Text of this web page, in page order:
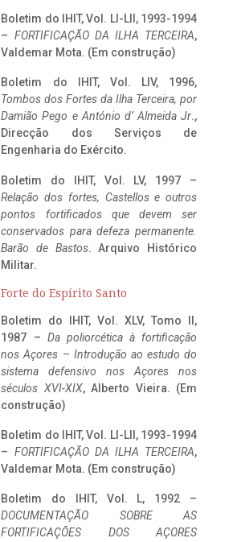
Boletim do IHIT, Vol. LI-LII, 1993-1994
– FORTIFICAÇÃO DA ILHA TERCEIRA,
Valdemar Mota. (Em construção)
Boletim do IHIT, Vol. LIV, 1996,
Tombos dos Fortes da Ilha Terceira, por
Damião Pego e António d’ Almeida Jr.,
Direcção dos Serviços de
Engenharia do Exército.
Boletim do IHIT, Vol. LV, 1997 –
Relação dos fortes, Castellos e outros
pontos fortificados que devem ser
conservados para defeza permanente.
Barão de Bastos. Arquivo Histórico
Militar.
Forte do Espírito Santo
Boletim do IHIT, Vol. XLV, Tomo II,
1987 – Da poliorcética à fortificação
nos Açores – Introdução ao estudo do
sistema defensivo nos Açores nos
séculos XVI-XIX, Alberto Vieira. (Em
construção)
Boletim do IHIT, Vol. LI-LII, 1993-1994
– FORTIFICAÇÃO DA ILHA TERCEIRA,
Valdemar Mota. (Em construção)
Boletim do IHIT, Vol. L, 1992 –
DOCUMENTAÇÃO SOBRE AS
FORTIFICAÇÕES DOS AÇORES